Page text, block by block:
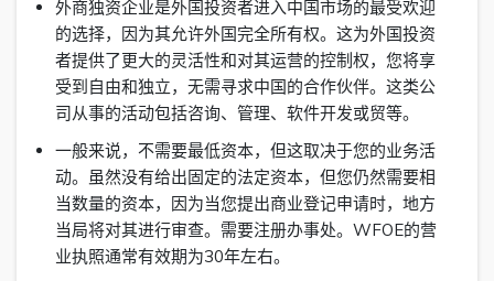
外商独资企业是外国投资者进入中国市场的最受欢迎
的选择，因为其允许外国完全所有权。这为外国投资
者提供了更大的灵活性和对其运营的控制权，您将享
受到自由和独立，无需寻求中国的合作伙伴。这类公
司从事的活动包括咨询、管理、软件开发或贸等。
一般来说，不需要最低资本，但这取决于您的业务活
动。虽然没有给出固定的法定资本，但您仍然需要相
当数量的资本，因为当您提出商业登记申请时，地方
当局将对其进行审查。需要注册办事处。WFOE的营
业执照通常有效期为30年左右。